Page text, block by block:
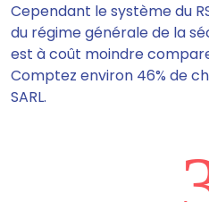
Cependant le système du
du régime générale de la
est à coût moindre
Comptez environ 46% de
SARL.